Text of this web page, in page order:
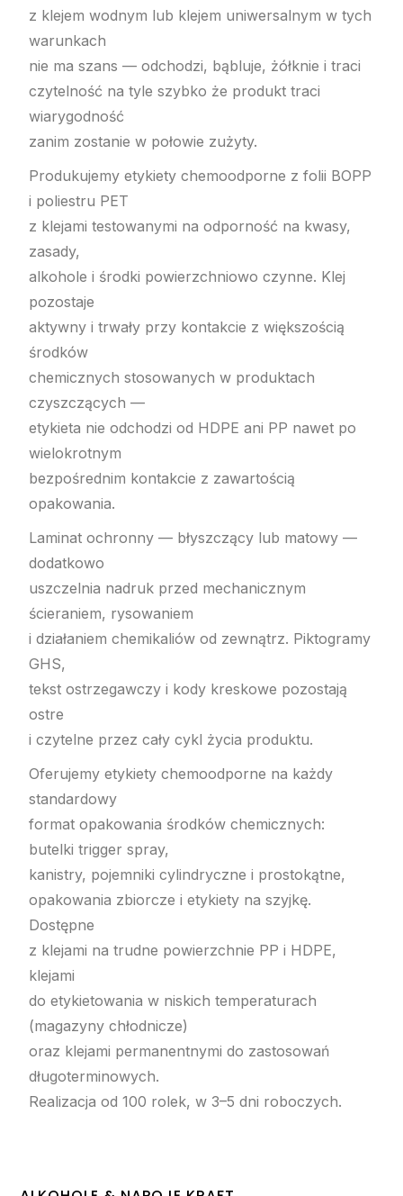
z klejem wodnym lub klejem uniwersalnym w tych
warunkach
nie ma szans — odchodzi, bąbluje, żółknie i traci
czytelność na tyle szybko że produkt traci
wiarygodność
zanim zostanie w połowie zużyty.
Produkujemy etykiety chemoodporne z folii BOPP
i poliestru PET
z klejami testowanymi na odporność na kwasy,
zasady,
alkohole i środki powierzchniowo czynne. Klej
pozostaje
aktywny i trwały przy kontakcie z większością
środków
chemicznych stosowanych w produktach
czyszczących —
etykieta nie odchodzi od HDPE ani PP nawet po
wielokrotnym
bezpośrednim kontakcie z zawartością
opakowania.
Laminat ochronny — błyszczący lub matowy —
dodatkowo
uszczelnia nadruk przed mechanicznym
ścieraniem, rysowaniem
i działaniem chemikaliów od zewnątrz. Piktogramy
GHS,
tekst ostrzegawczy i kody kreskowe pozostają
ostre
i czytelne przez cały cykl życia produktu.
Oferujemy etykiety chemoodporne na każdy
standardowy
format opakowania środków chemicznych:
butelki trigger spray,
kanistry, pojemniki cylindryczne i prostokątne,
opakowania zbiorcze i etykiety na szyjkę.
Dostępne
z klejami na trudne powierzchnie PP i HDPE,
klejami
do etykietowania w niskich temperaturach
(magazyny chłodnicze)
oraz klejami permanentnymi do zastosowań
długoterminowych.
Realizacja od 100 rolek, w 3–5 dni roboczych.